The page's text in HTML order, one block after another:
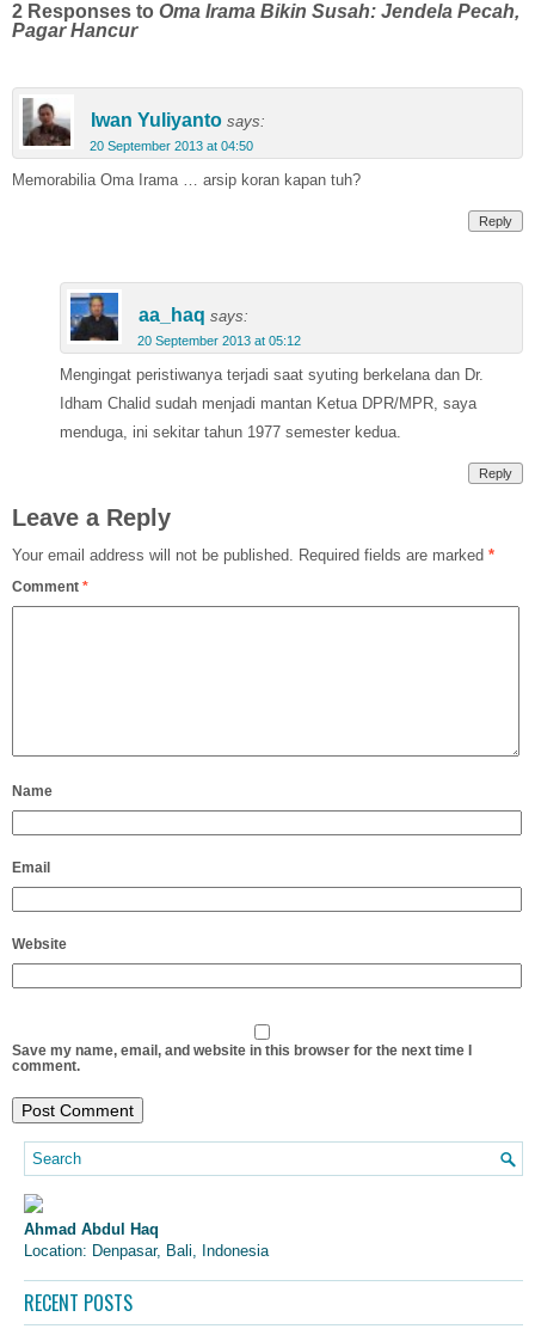
2 Responses to Oma Irama Bikin Susah: Jendela Pecah,
Pagar Hancur
Iwan Yuliyanto says:
20 September 2013 at 04:50
Memorabilia Oma Irama … arsip koran kapan tuh?
Reply
aa_haq says:
20 September 2013 at 05:12
Mengingat peristiwanya terjadi saat syuting berkelana dan Dr.
Idham Chalid sudah menjadi mantan Ketua DPR/MPR, saya
menduga, ini sekitar tahun 1977 semester kedua.
Reply
Leave a Reply
Your email address will not be published. Required fields are marked *
Comment *
Name
Email
Website
Save my name, email, and website in this browser for the next time I
comment.
Ahmad Abdul Haq
Location: Denpasar, Bali, Indonesia
RECENT POSTS